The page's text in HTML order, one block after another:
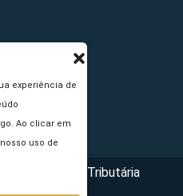
experiência de
Ao clicar em
uso de
da Reforma Tributária